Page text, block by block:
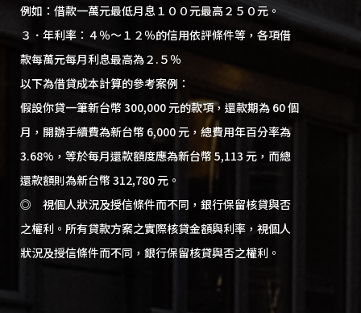
例如：借款一萬元最低月息１００元最高２５０元。
３．年利率：４％～１２％的信用依評條件等，各項借
款每萬元每月利息最高為２.５％
以下為借貸成本計算的參考案例：
假設你貸一筆新台幣 300,000 元的款項，還款期為 60 個
月，開辦手續費為新台幣 6,000 元，總費用年百分率為
3.68%，等於每月還款額度應為新台幣 5,113 元，而總
還款額則為新台幣 312,780 元。
◎ 視個人狀況及授信條件而不同，銀行保留核貸與否
之權利。所有貸款方案之實際核貸金額與利率，視個人
狀況及授信條件而不同，銀行保留核貸與否之權利。